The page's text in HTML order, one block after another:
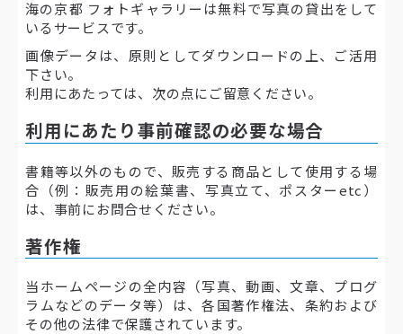
海の京都 フォトギャラリーは無料で写真の貸出をして
いるサービスです。
画像データは、原則としてダウンロードの上、ご活用
下さい。
利用にあたっては、次の点にご留意ください。
利用にあたり事前確認の必要な場合
書籍等以外のもので、販売する商品として使用する場
合（例：販売用の絵葉書、写真立て、ポスターetc）
は、事前にお問合せください。
著作権
当ホームページの全内容（写真、動画、文章、プログ
ラムなどのデータ等）は、各国著作権法、条約および
その他の法律で保護されています。